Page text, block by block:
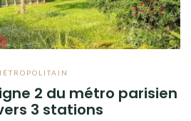
2 du métro parisien
3 stations